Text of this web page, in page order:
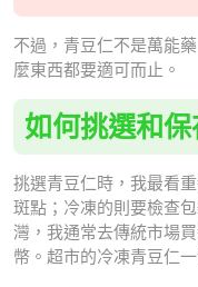
不過，青豆仁不是萬能
麼東西都要適可而止。
如何挑選和
挑選青豆仁時，我最看
斑點；冷凍的則要檢查
灣，我通常去傳統市場
幣。超市的冷凍青豆仁